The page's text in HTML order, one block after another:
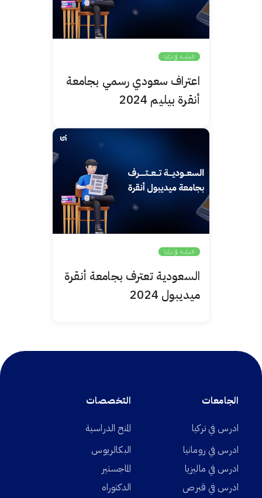
الدراسة في تركيا
اعتراف سعودي رسمي بجامعة
أنقرة بيليم 2024
الدراسة في تركيا
السعودية تعترف بجامعة أنقرة
ميديبول 2024
الجامعات
ادرس في تركيا
ادرس في رومانيا
ادرس في ماليزيا
ادرس في قبرص
التخصصات
المنح الدراسية
البكالريوس
الماجستير
الدكتوراه